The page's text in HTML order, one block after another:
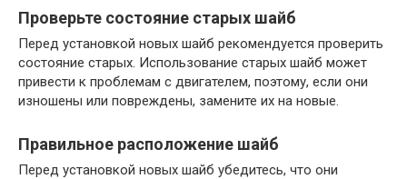
Проверьте состояние старых шайб
Перед установкой новых шайб рекомендуется проверить
состояние старых. Использование старых шайб может
привести к проблемам с двигателем, поэтому, если они
изношены или повреждены, замените их на новые.
Правильное расположение шайб
Перед установкой новых шайб убедитесь, что они